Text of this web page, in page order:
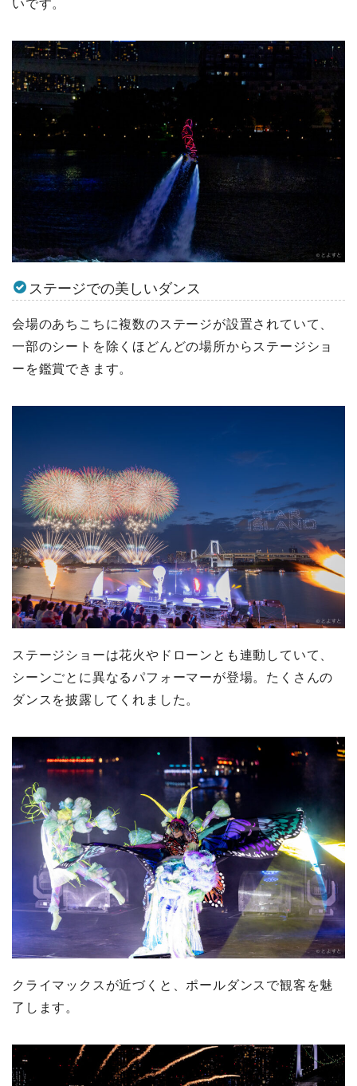
いです。
ステージでの美しいダンス
会場のあちこちに複数のステージが設置されていて、
一部のシートを除くほどんどの場所からステージショ
ーを鑑賞できます。
ステージショーは花火やドローンとも連動していて、
シーンごとに異なるパフォーマーが登場。たくさんの
ダンスを披露してくれました。
クライマックスが近づくと、ポールダンスで観客を魅
了します。